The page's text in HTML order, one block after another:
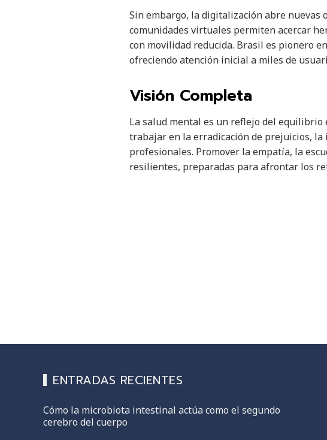
Sin embargo, la digitalización abre nuevas
comunidades virtuales permiten acercar
con movilidad reducida. Brasil es pionero
ofreciendo atención inicial a miles de
Visión Completa
La salud mental es un reflejo del equilibrio
trabajar en la erradicación de prejuicios,
profesionales. Promover la empatía, la
resilientes, preparadas para afrontar los
ENTRADAS RECIENTES
Cómo la microbiota intestinal actúa como el segundo
cerebro del cuerpo